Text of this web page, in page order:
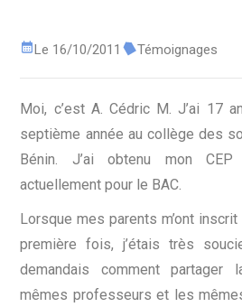
Le 16/10/2011 Témoignages
Moi, c’est A. Cédric M. J’ai 17
septième année au collège des
Bénin. J’ai obtenu mon
actuellement pour le BAC.
Lorsque mes parents m’ont
première fois, j’étais très
demandais comment
mêmes professeurs et les